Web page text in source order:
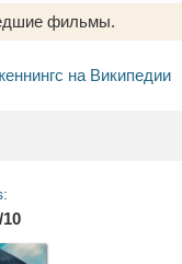
фильмы.
на Википедии
10